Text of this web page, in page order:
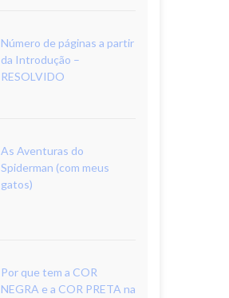
Número de páginas a partir
da Introdução –
RESOLVIDO
As Aventuras do
Spiderman (com meus
gatos)
Por que tem a COR
NEGRA e a COR PRETA na